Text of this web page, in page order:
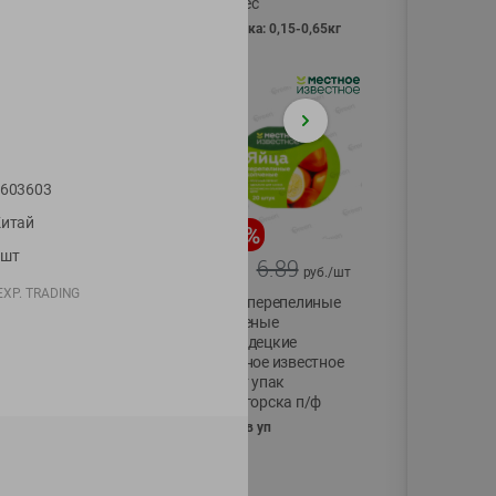
фасовка: 0,15-0,65кг
-17
Масло Топленое
%
6.89 руб./шт
Яйца перепелиные
копченые
Молодецкие
Местное известное
20 шт упак
Солигорска п/ф
20шт в уп
TRADING